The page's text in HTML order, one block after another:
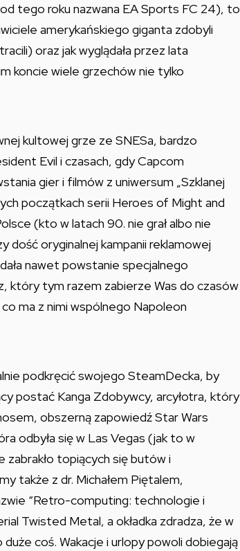
tego roku nazwana EA Sports FC 24), to
amerykańskiego giganta zdobyli
oraz jak wyglądała przez lata
koncie wiele grzechów nie tylko
kultowej grze ze SNESa, bardzo
Evil i czasach, gdy Capcom
gier i filmów z uniwersum „Szklanej
początkach serii Heroes of Might and
(kto w latach 90. nie grał albo nie
dość oryginalnej kampanii reklamowej
nawet powstanie specjalnego
który tym razem zabierze Was do czasów
ma z nimi wspólnego Napoleon
podkręcić swojego SteamDecka, by
postać Kanga Zdobywcy, arcyłotra, który
obszerną zapowiedź Star Wars
odbyła się w Las Vegas (jak to w
zabrakło topiących się butów i
także z dr. Michałem Piętalem,
“Retro-computing: technologie i
Twisted Metal, a okładka zdradza, że w
coś. Wakacje i urlopy powoli dobiegają